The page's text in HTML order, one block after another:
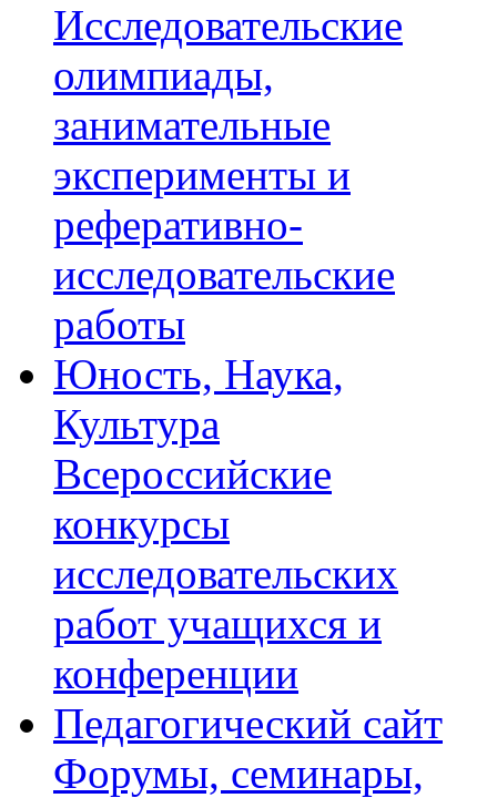
Исследовательские
олимпиады,
занимательные
эксперименты и
реферативно-
исследовательские
работы
Юность, Наука,
Культура
Всероссийские
конкурсы
исследовательских
работ учащихся и
конференции
Педагогический сайт
Форумы, семинары,